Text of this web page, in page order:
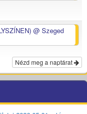
@ Szeged
Nézd meg a naptárat